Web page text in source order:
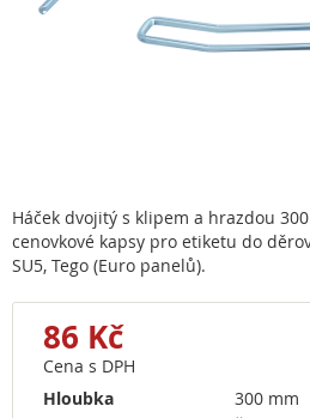
Háček dvojitý s klipem a hrazdou
cenovkové kapsy pro etiketu do
SU5, Tego (Euro panelů).
86 Kč
Cena s DPH
Hloubka
300 mm